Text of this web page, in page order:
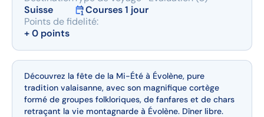
Suisse
Courses 1 jour
Points de fidelité:
+ 0 points
Découvrez la fête de la Mi-Été à Évolène, pure
tradition valaisanne, avec son magnifique cortège
formé de groupes folkloriques, de fanfares et de chars
retraçant la vie montagnarde à Évolène. Dîner libre.